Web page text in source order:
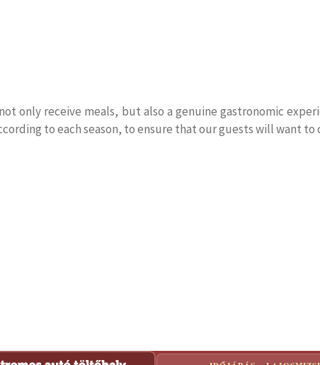
only receive meals, but also a genuine gastronomic
to each season, to ensure that our guests will want to